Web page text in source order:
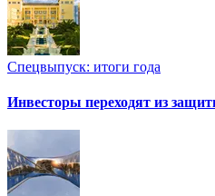
Спецвыпуск: итоги года
Инвесторы переходят из